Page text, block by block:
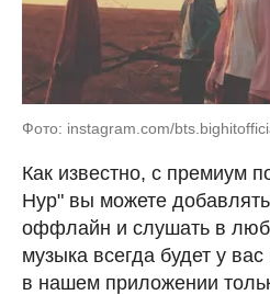
Фото: instagram.com/
Как известно, с премиум
Нур" вы можете
оффлайн и слушать в
музыка всегда будет у
в нашем приложении